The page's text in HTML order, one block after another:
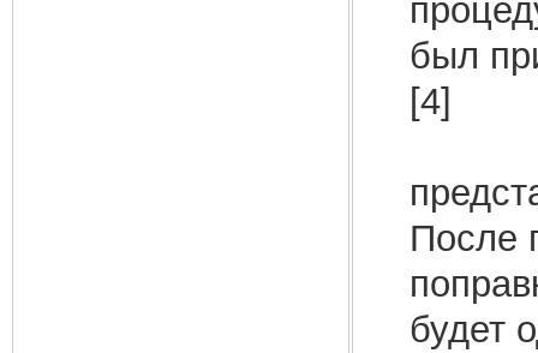
был
[4]
После
будет